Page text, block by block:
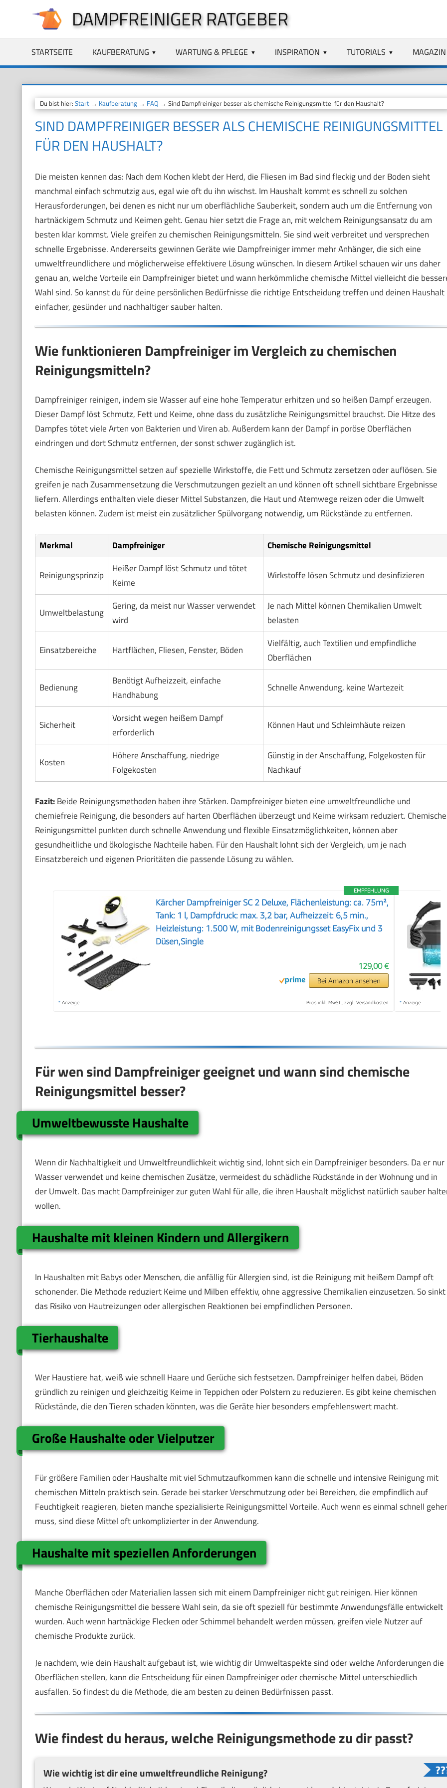
springen
DAMPFREINIGER RATGEBER
STARTSEITE KAUFBERATUNG WARTUNG & PFLEGE INSPIRATION TUTORIALS MAGAZIN
Du bist hier: Start→ Kaufberatung→ FAQ → Sind Dampfreiniger besser als chemische Reinigungsmittel für den Haushalt?
SIND DAMPFREINIGER BESSER ALS CHEMISCHE REINIGUNGSMITTEL
FÜR DEN HAUSHALT?
Die meisten kennen das: Nach dem Kochen klebt der Herd, die Fliesen im Bad sind fleckig und der Boden sieht
manchmal einfach schmutzig aus, egal wie oft du ihn wischst. Im Haushalt kommt es schnell zu solchen
Herausforderungen, bei denen es nicht nur um oberflächliche Sauberkeit, sondern auch um die Entfernung von
hartnäckigem Schmutz und Keimen geht. Genau hier setzt die Frage an, mit welchem Reinigungsansatz du am
besten klar kommst. Viele greifen zu chemischen Reinigungsmitteln. Sie sind weit verbreitet und versprechen
schnelle Ergebnisse. Andererseits gewinnen Geräte wie Dampfreiniger immer mehr Anhänger, die sich eine
umweltfreundlichere und möglicherweise effektivere Lösung wünschen. In diesem Artikel schauen wir uns daher
genau an, welche Vorteile ein Dampfreiniger bietet und wann herkömmliche chemische Mittel vielleicht die
Wahl sind. So kannst du für deine persönlichen Bedürfnisse die richtige Entscheidung treffen und deinen Haushalt
einfacher, gesünder und nachhaltiger sauber halten.
Wie funktionieren Dampfreiniger im Vergleich zu chemischen
Reinigungsmitteln?
Dampfreiniger reinigen, indem sie Wasser auf eine hohe Temperatur erhitzen und so heißen Dampf erzeugen.
Dieser Dampf löst Schmutz, Fett und Keime, ohne dass du zusätzliche Reinigungsmittel brauchst. Die Hitze des
Dampfes tötet viele Arten von Bakterien und Viren ab. Außerdem kann der Dampf in poröse Oberflächen
eindringen und dort Schmutz entfernen, der sonst schwer zugänglich ist.
Chemische Reinigungsmittel setzen auf spezielle Wirkstoffe, die Fett und Schmutz zersetzen oder auflösen. Sie
greifen je nach Zusammensetzung die Verschmutzungen gezielt an und können oft schnell sichtbare Ergebnisse
liefern. Allerdings enthalten viele dieser Mittel Substanzen, die Haut und Atemwege reizen oder die Umwelt
belasten können. Zudem ist meist ein zusätzlicher Spülvorgang notwendig, um Rückstände zu entfernen.
Merkmal Dampfreiniger Chemische Reinigungsmittel
Reinigungsprinzip
Heißer Dampf löst Schmutz und tötet
Keime
Wirkstoffe lösen Schmutz und desinfizieren
Umweltbelastung
Gering, da meist nur Wasser verwendet
wird
Je nach Mittel können Chemikalien Umwelt
belasten
Einsatzbereiche Hartflächen, Fliesen, Fenster, Böden
Vielfältig, auch Textilien und empfindliche
Oberflächen
Bedienung
Benötigt Aufheizzeit, einfache
Handhabung
Schnelle Anwendung, keine Wartezeit
Sicherheit
Vorsicht wegen heißem Dampf
erforderlich
Können Haut und Schleimhäute reizen
Kosten
Höhere Anschaffung, niedrige
Folgekosten
Günstig in der Anschaffung, Folgekosten für
Nachkauf
Fazit:Beide Reinigungsmethoden haben ihre Stärken. Dampfreiniger bieten eine umweltfreundliche und
chemiefreie Reinigung, die besonders auf harten Oberflächen überzeugt und Keime wirksam reduziert. Chemische
Reinigungsmittel punkten durch schnelle Anwendung und flexible Einsatzmöglichkeiten, können aber
gesundheitliche und ökologische Nachteile haben. Für den Haushalt lohnt sich der Vergleich, um je nach
Einsatzbereich und eigenen Prioritäten die passende Lösung zu wählen.
EMPFEHLUNG
Kärcher Dampfreiniger SC 2 Deluxe, Flächenleistung: ca. 75m²,
Tank: 1 l, Dampfdruck: max. 3,2 bar, Aufheizzeit: 6,5 min.,
Heizleistung: 1.500 W, mit Bodenreinigungsset EasyFix und 3
Düsen,Single
129,00 €
Bei Amazon ansehen
* Anzeige Preis inkl. MwSt., zzgl. Versandkosten * Anzeige
❯
Für wen sind Dampfreiniger geeignet und wann sind chemische
Reinigungsmittel besser?
Umweltbewusste Haushalte
Wenn dir Nachhaltigkeit und Umweltfreundlichkeit wichtig sind, lohnt sich ein Dampfreiniger besonders. Da er nur
Wasser verwendet und keine chemischen Zusätze, vermeidest du schädliche Rückstände in der Wohnung und in
der Umwelt. Das macht Dampfreiniger zur guten Wahl für alle, die ihren Haushalt möglichst natürlich sauber
wollen.
Haushalte mit kleinen Kindern und Allergikern
In Haushalten mit Babys oder Menschen, die anfällig für Allergien sind, ist die Reinigung mit heißem Dampf oft
schonender. Die Methode reduziert Keime und Milben effektiv, ohne aggressive Chemikalien einzusetzen. So sinkt
das Risiko von Hautreizungen oder allergischen Reaktionen bei empfindlichen Personen.
Tierhaushalte
Wer Haustiere hat, weiß wie schnell Haare und Gerüche sich festsetzen. Dampfreiniger helfen dabei, Böden
gründlich zu reinigen und gleichzeitig Keime in Teppichen oder Polstern zu reduzieren. Es gibt keine chemischen
Rückstände, die den Tieren schaden könnten, was die Geräte hier besonders empfehlenswert macht.
Große Haushalte oder Vielputzer
Für größere Familien oder Haushalte mit viel Schmutzaufkommen kann die schnelle und intensive Reinigung mit
chemischen Mitteln praktisch sein. Gerade bei starker Verschmutzung oder bei Bereichen, die empfindlich auf
Feuchtigkeit reagieren, bieten manche spezialisierte Reinigungsmittel Vorteile. Auch wenn es einmal schnell
muss, sind diese Mittel oft unkomplizierter in der Anwendung.
Haushalte mit speziellen Anforderungen
Manche Oberflächen oder Materialien lassen sich mit einem Dampfreiniger nicht gut reinigen. Hier können
chemische Reinigungsmittel die bessere Wahl sein, da sie oft speziell für bestimmte Anwendungsfälle entwickelt
wurden. Auch wenn hartnäckige Flecken oder Schimmel behandelt werden müssen, greifen viele Nutzer auf
chemische Produkte zurück.
Je nachdem, wie dein Haushalt aufgebaut ist, wie wichtig dir Umweltaspekte sind oder welche Anforderungen die
Oberflächen stellen, kann die Entscheidung für einen Dampfreiniger oder chemische Mittel unterschiedlich
ausfallen. So findest du die Methode, die am besten zu deinen Bedürfnissen passt.
Wie findest du heraus, welche Reinigungsmethode zu dir passt?
Wie wichtig ist dir eine umweltfreundliche Reinigung?